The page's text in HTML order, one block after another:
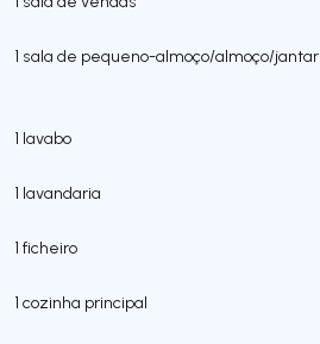
1 sala de pequeno-almoço/almoço/jantar
1 lavabo
1 lavandaria
1 ficheiro
1 cozinha principal